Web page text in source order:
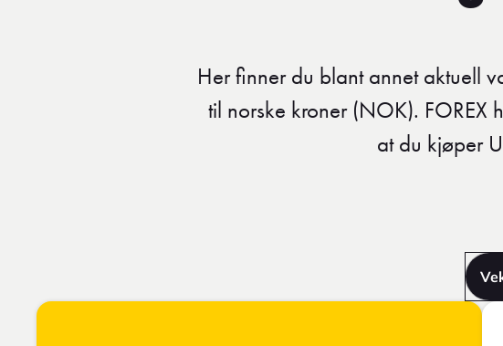
Her finner du blant annet aktuell
til norske kroner (NOK). FOREX
at du kjøper